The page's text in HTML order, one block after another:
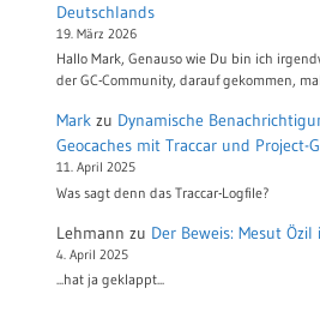
Deutschlands
19. März 2026
Hallo Mark, Genauso wie Du bin ich
der GC-Community, darauf gekommen,
Mark zu Dynamische
Geocaches mit Traccar und Project-
11. April 2025
Was sagt denn das Traccar-Logfile?
Lehmann zu Der Beweis: Mesut
4. April 2025
...hat ja geklappt...